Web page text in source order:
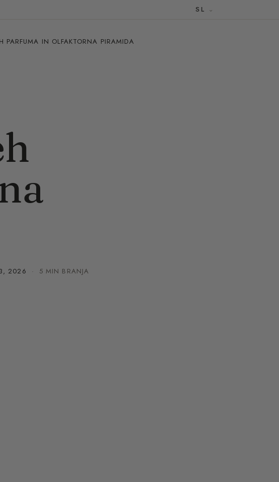
SL
PARFUMA IN OLFAKTORNA PIRAMIDA
2026 · 5 MIN BRANJA